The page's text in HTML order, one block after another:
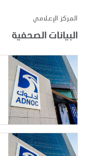
المركز الإعلامي
البيانات الصحفية